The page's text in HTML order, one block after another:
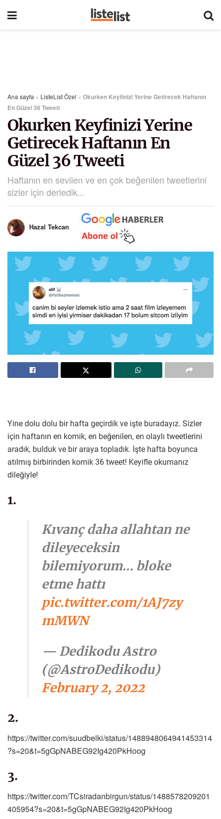
Ana sayfa » ListeList Özel » Okurken Keyfinizi Yerine Getirecek Haftanın
En Güzel 36 Tweeti
Okurken Keyfinizi Yerine
Getirecek Haftanın En
Güzel 36 Tweeti
Haftanın en sevilen ve en çok beğenilen tweetlerini
sizler için derledik...
Hazal Tekcan
Yine dolu dolu bir hafta geçirdik ve işte buradayız. Sizler
için haftanın en komik, en beğenilen, en olaylı tweetlerini
aradık, bulduk ve bir araya topladık. İşte hafta boyunca
atılmış birbirinden komik 36 tweet! Keyifle okumanız
dileğiyle!
1.
Kıvanç daha allahtan ne
dileyeceksin
bilemiyorum… bloke
etme hattı
pic.twitter.com/1AJ7zy
mMWN
— Dedikodu Astro
(@AstroDedikodu)
February 2, 2022
2.
https://twitter.com/suudbelki/status/1488948064941453314
?s=20&t=5gGpNABEG92Ig420PkHoog
3.
https://twitter.com/TCsiradanbirgun/status/1488578209201
405954?s=20&t=5gGpNABEG92Ig420PkHoog